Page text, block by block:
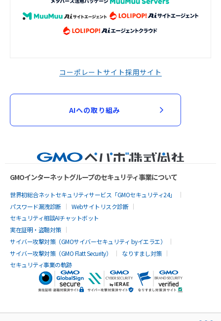
コーポレートサイト採用サイト
AIへの取り組み
GMOインターネットグループのセキュリティ事業について
世界初総合ネットセキュリティサービス「GMOセキュリティ24」
パスワード漏洩診断
Webサイトリスク診断
セキュリティ相談AIチャットボット
実在証明・盗聴対策
サイバー攻撃対策（GMOサイバーセキュリティ byイエラエ）
サイバー攻撃対策（GMO Flatt Security）
なりすまし対策
セキュリティ事業の軌跡